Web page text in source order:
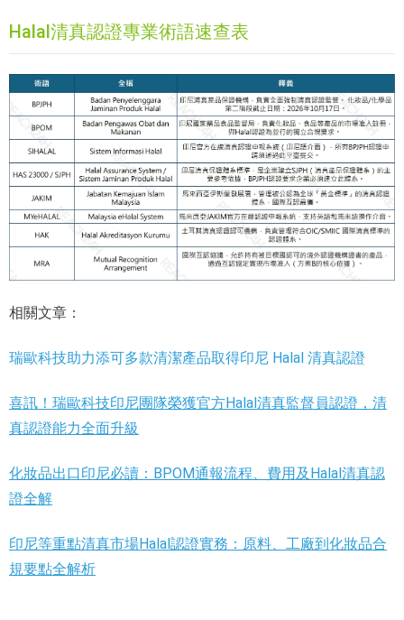
Halal清真認證專業術語速查表
相關文章：
瑞歐科技助力添可多款清潔產品取得印尼 Halal 清真認證
喜訊！瑞歐科技印尼團隊榮獲官方Halal清真監督員認證，清
真認證能力全面升級
化妝品出口印尼必讀：BPOM通報流程、費用及Halal清真認
證全解
印尼等重點清真市場Halal認證實務：原料、工廠到化妝品合
規要點全解析